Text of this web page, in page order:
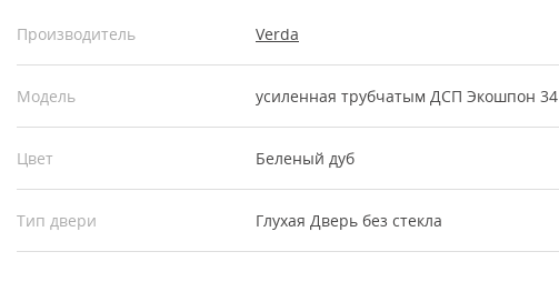
Производитель Verda
Модель усиленная трубчатым ДСП Экошпон 34
Цвет Беленый дуб
Тип двери Глухая Дверь без стекла